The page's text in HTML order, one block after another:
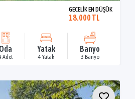
GECELİK EN DÜŞÜK
18.000 TL
Oda
Adet
Yatak
4 Yatak
Banyo
3 Banyo